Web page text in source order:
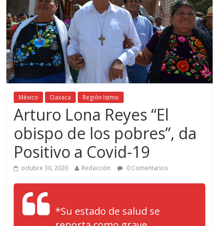
México Oaxaca Región Istmo
Arturo Lona Reyes “El
obispo de los pobres”, da
Positivo a Covid-19
octubre 30, 2020 Redacción 0 Comentarios
*Su estado de salud se